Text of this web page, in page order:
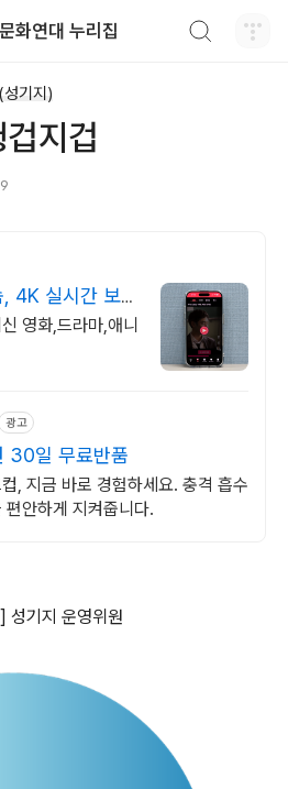
화연대 누리집
기지)
지겁
, 4K 실시간 보
영화,드라마,애니
광고
30일 무료반품
, 지금 바로 경험하세요. 충격 흡수
안하게 지켜줍니다.
성기지 운영위원